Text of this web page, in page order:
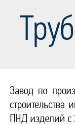
Завод по
ПНД изделий с